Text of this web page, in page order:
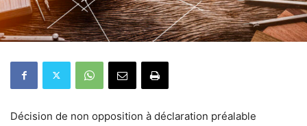
Décision de non opposition à déclaration préalable